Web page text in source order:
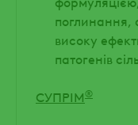
поглинання,
високу
патогенів
СУПРІМ®